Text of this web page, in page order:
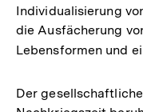
Individualisierung
die Ausfächerung
Lebensformen und
Der